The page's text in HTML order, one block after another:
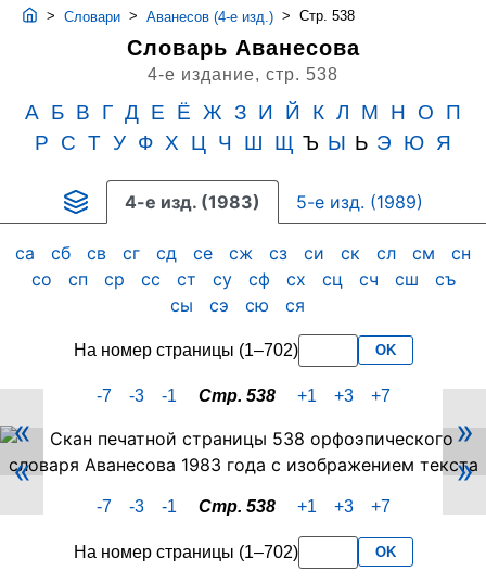
> Словари > Аванесов (4-е изд.) > Стр. 538
Словарь Аванесова
4-е издание, стр. 538
А Б В Г Д Е Ё Ж З И Й К Л М Н О
П
Р
С Т У Ф Х Ц Ч Ш Щ Ъ Ы Ь Э Ю Я
4-е изд. (1983) 5-е изд. (1989)
са сб св сг сд се сж сз си ск сл см
сн
со
сп ср сс ст су сф сх сц сч сш
съ
сы
сэ сю ся
На номер страницы (1–702) OK
-7 -3 -1 Стр. 538 +1 +3 +7
Скан
PDF-
страницы
538
Аванесова
«
»
«
»
-7 -3 -1 Стр. 538 +1 +3 +7
На номер страницы (1–702) OK